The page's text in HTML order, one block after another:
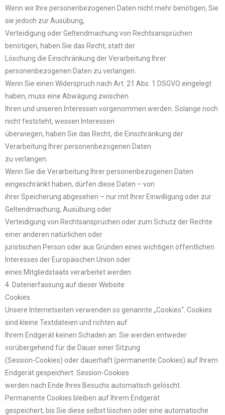
Wenn wir Ihre personenbezogenen Daten nicht mehr benötigen, Sie
sie jedoch zur Ausübung,
Verteidigung oder Geltendmachung von Rechtsansprüchen
benötigen, haben Sie das Recht, statt der
Löschung die Einschränkung der Verarbeitung Ihrer
personenbezogenen Daten zu verlangen.
Wenn Sie einen Widerspruch nach Art. 21 Abs. 1 DSGVO eingelegt
haben, muss eine Abwägung zwischen
Ihren und unseren Interessen vorgenommen werden. Solange noch
nicht feststeht, wessen Interessen
überwiegen, haben Sie das Recht, die Einschränkung der
Verarbeitung Ihrer personenbezogenen Daten
zu verlangen.
Wenn Sie die Verarbeitung Ihrer personenbezogenen Daten
eingeschränkt haben, dürfen diese Daten – von
ihrer Speicherung abgesehen – nur mit Ihrer Einwilligung oder zur
Geltendmachung, Ausübung oder
Verteidigung von Rechtsansprüchen oder zum Schutz der Rechte
einer anderen natürlichen oder
juristischen Person oder aus Gründen eines wichtigen öffentlichen
Interesses der Europäischen Union oder
eines Mitgliedstaats verarbeitet werden.
4. Datenerfassung auf dieser Website
Cookies
Unsere Internetseiten verwenden so genannte „Cookies“. Cookies
sind kleine Textdateien und richten auf
Ihrem Endgerät keinen Schaden an. Sie werden entweder
vorübergehend für die Dauer einer Sitzung
(Session-Cookies) oder dauerhaft (permanente Cookies) auf Ihrem
Endgerät gespeichert. Session-Cookies
werden nach Ende Ihres Besuchs automatisch gelöscht.
Permanente Cookies bleiben auf Ihrem Endgerät
gespeichert, bis Sie diese selbst löschen oder eine automatische